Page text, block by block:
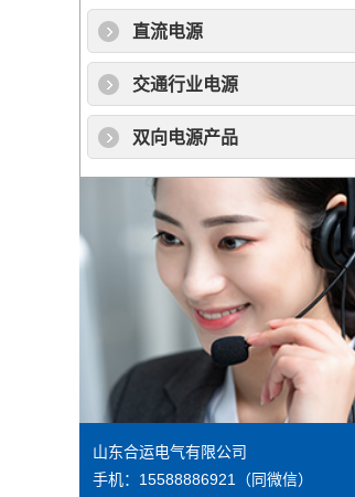
直流电源
交通行业电源
双向电源产品
山东合运电气有限公司
手机：15588886921（同微信）